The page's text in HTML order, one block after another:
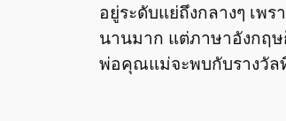
อยู่ระดับแย่ถึงกลางๆ เพ
นานมาก แต่ภาษาอังกฤษ
พ่อคุณแม่จะพบกับรางวั